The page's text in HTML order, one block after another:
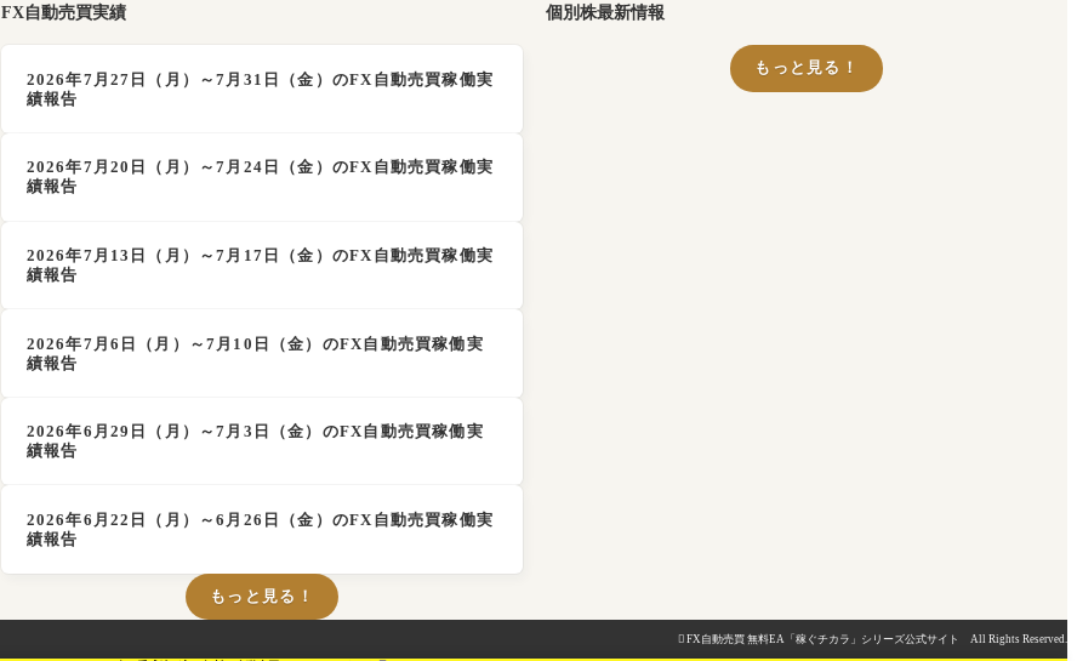
FX自動売買実績
2026年7月27日（月）～7月31日（金）のFX自動売買稼働実
績報告
2026年7月20日（月）～7月24日（金）のFX自動売買稼働実
績報告
2026年7月13日（月）～7月17日（金）のFX自動売買稼働実
績報告
2026年7月6日（月）～7月10日（金）のFX自動売買稼働実
績報告
2026年6月29日（月）～7月3日（金）のFX自動売買稼働実
績報告
2026年6月22日（月）～6月26日（金）のFX自動売買稼働実
績報告
もっと見る！
個別株最新情報
もっと見る！
 FX自動売買 無料EA「稼ぐチカラ」シリーズ公式サイト All Rights Reserved.